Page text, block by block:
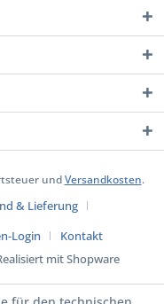
undVersandkosten.
& Lieferung
Login
Kontakt
mit Shopware